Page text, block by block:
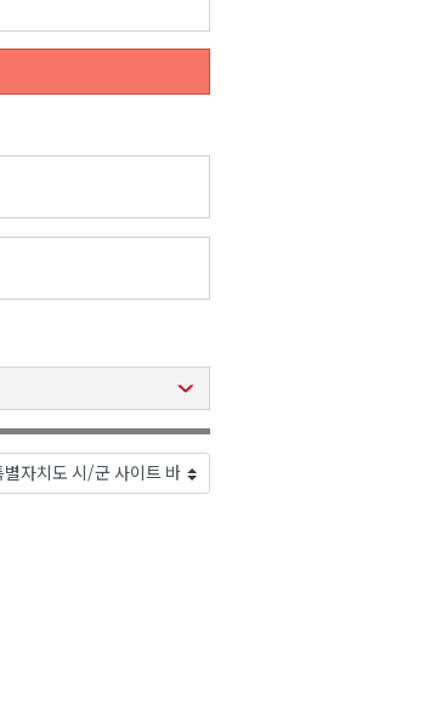
2026년 08월 09일(일)
2026년 08월 09일(일)
2026년 08월 09일(일)